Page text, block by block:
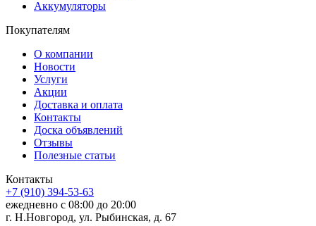
Аккумуляторы
Покупателям
О компании
Новости
Услуги
Акции
Доставка и оплата
Контакты
Доска объявлений
Отзывы
Полезные статьи
Контакты
+7 (910) 394-53-63
ежедневно с 08:00 до 20:00
г. Н.Новгород, ул. Рыбинская, д. 67